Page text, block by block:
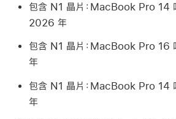
包含 N1 晶片： MacBook Pro 14
2026 年
包含 N1 晶片： MacBook Pro 16
年
包含 N1 晶片： MacBook Pro 14
年